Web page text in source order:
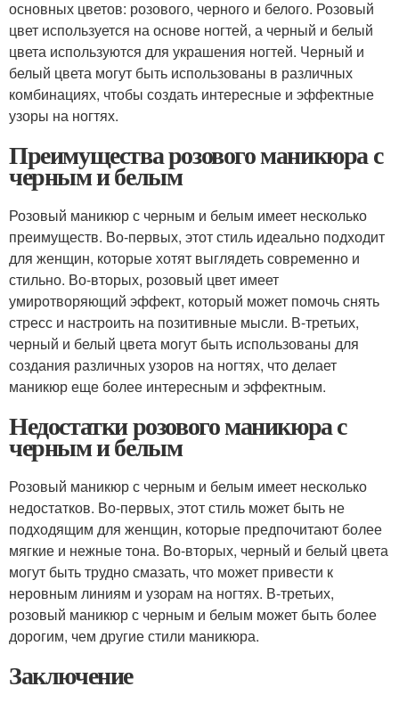
основных цветов: розового, черного и белого. Розовый
цвет используется на основе ногтей, а черный и белый
цвета используются для украшения ногтей. Черный и
белый цвета могут быть использованы в различных
комбинациях, чтобы создать интересные и эффектные
узоры на ногтях.
Преимущества розового маникюра с
черным и белым
Розовый маникюр с черным и белым имеет несколько
преимуществ. Во-первых, этот стиль идеально подходит
для женщин, которые хотят выглядеть современно и
стильно. Во-вторых, розовый цвет имеет
умиротворяющий эффект, который может помочь снять
стресс и настроить на позитивные мысли. В-третьих,
черный и белый цвета могут быть использованы для
создания различных узоров на ногтях, что делает
маникюр еще более интересным и эффектным.
Недостатки розового маникюра с
черным и белым
Розовый маникюр с черным и белым имеет несколько
недостатков. Во-первых, этот стиль может быть не
подходящим для женщин, которые предпочитают более
мягкие и нежные тона. Во-вторых, черный и белый цвета
могут быть трудно смазать, что может привести к
неровным линиям и узорам на ногтях. В-третьих,
розовый маникюр с черным и белым может быть более
дорогим, чем другие стили маникюра.
Заключение